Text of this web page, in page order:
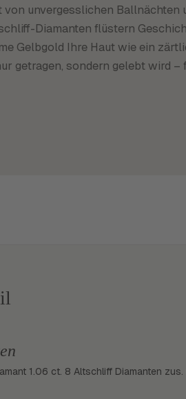
unvergesslichen Ballnächten
Diamanten flüstern
Gelbgold Ihre Haut wie ein
getragen, sondern gelebt wird –
1.06 ct. 8 Altschliff Diamanten